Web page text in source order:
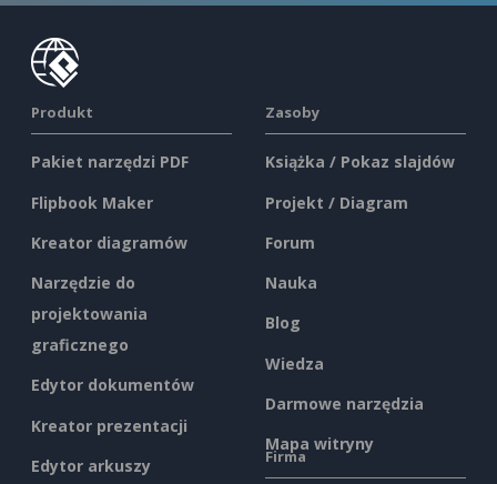
Produkt
Pakiet narzędzi PDF
Flipbook Maker
Kreator diagramów
Narzędzie do
projektowania
graficznego
Edytor dokumentów
Kreator prezentacji
Edytor arkuszy
Zasoby
Książka / Pokaz slajdów
Projekt / Diagram
Forum
Nauka
Blog
Wiedza
Darmowe narzędzia
Mapa witryny
Firma